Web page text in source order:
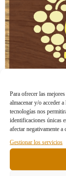
Para ofrecer las
almacenar y/o acceder
tecnologías nos
identificaciones únicas
afectar negativamente a
Gestionar los servicios